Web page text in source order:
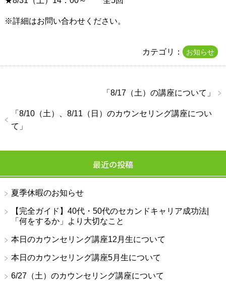
※詳細はお問い合わせください。
カテゴリ： お知らせ
「8/17（土）の講座について 」
「 8/10（土）、8/11（日）のカウンセリング講座につい
て 」
最近の投稿
夏季休暇のお知らせ
【完全ガイド】40代・50代のセカンドキャリア成功法|
「何をするか」より大切なこと
本日のカウンセリング講座12月生について
本日のカウンセリング講座5月生について
6/27（土）のカウンセリング講座について